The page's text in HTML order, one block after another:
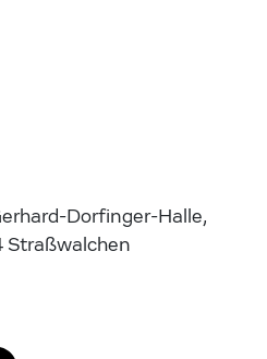
Dorfinger-Halle,
Straßwalchen